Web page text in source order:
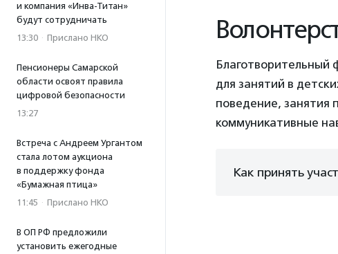
и компания «Инва-Титан»
будут сотрудничать
13:30 · Прислано НКО
Пенсионеры Самарской
области освоят правила
цифровой безопасности
13:27
Встреча с Андреем Ургантом
стала лотом аукциона
в поддержку фонда
«Бумажная птица»
11:45 · Прислано НКО
В ОП РФ предложили
установить ежегодные
Благотворительный
для занятий в
поведение, занятия
коммуникативные
Как принять